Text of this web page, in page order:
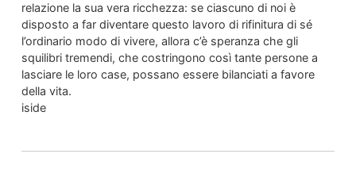
relazione la sua vera ricchezza: se ciascuno di noi è
disposto a far diventare questo lavoro di rifinitura di sé
l’ordinario modo di vivere, allora c’è speranza che gli
squilibri tremendi, che costringono così tante persone a
lasciare le loro case, possano essere bilanciati a favore
della vita.
iside